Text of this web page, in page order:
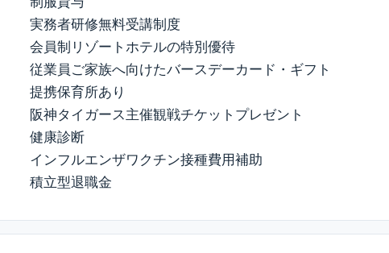
実務者研修無料受講制度
会員制リゾートホテルの特別優待
従業員ご家族へ向けたバースデーカード・ギフト
提携保育所あり
阪神タイガース主催観戦チケットプレゼント
健康診断
インフルエンザワクチン接種費用補助
積立型退職金